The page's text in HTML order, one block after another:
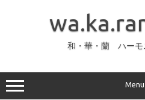
ッ
プ
和・華・蘭 ハー
Menu